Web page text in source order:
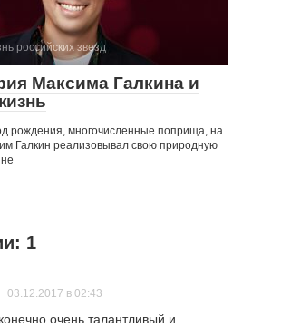
российских звезд
Максима Галкина и
рождения, многочисленные поприща, на
Галкин реализовывал свою природную
1
03.12.2017 в 02:43
очень талантливый и